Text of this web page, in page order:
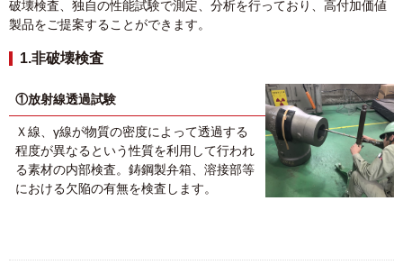
破壊検査、独自の性能試験で測定、分析を行っており、高付加価値
製品をご提案することができます。
1.非破壊検査
①放射線透過試験
Ｘ線、γ線が物質の密度によって透過する
程度が異なるという性質を利用して行われ
る素材の内部検査。鋳鋼製弁箱、溶接部等
における欠陥の有無を検査します。